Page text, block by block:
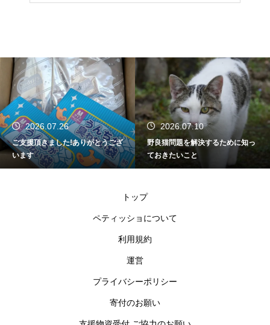
2026.07.26
ご支援頂きました!ありがとうござ
います
2026.07.10
野良猫問題を解決するために知っ
ておきたいこと
トップ
ペティッショについて
利用規約
運営
プライバシーポリシー
寄付のお願い